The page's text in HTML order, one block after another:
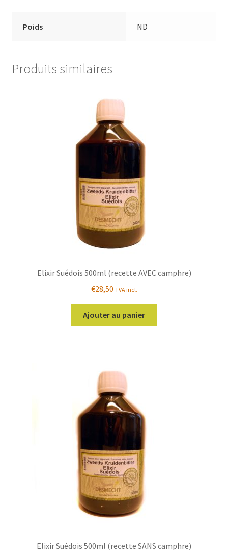
Poids ND
Produits similaires
Elixir Suédois 500ml (recette AVEC camphre)
€28,50 TVA incl.
Ajouter au panier
Elixir Suédois 500ml (recette SANS camphre)